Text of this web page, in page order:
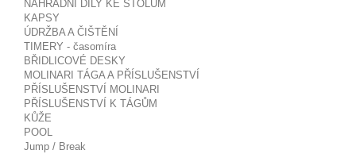
NÁHRADNÍ DÍLY KE STOLŮM
KAPSY
ÚDRŽBA A ČIŠTĚNÍ
TIMERY - časomíra
BŘIDLICOVÉ DESKY
MOLINARI TÁGA A PŘÍSLUŠENSTVÍ
PŘÍSLUŠENSTVÍ MOLINARI
PŘÍSLUŠENSTVÍ K TÁGŮM
KŮŽE
POOL
Jump / Break